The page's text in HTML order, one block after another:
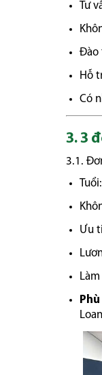
Tư
Đào
Hỗ
Có
3. 3
3.1.
Ưu